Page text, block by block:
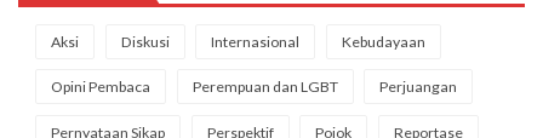
Aksi Diskusi Internasional Kebudayaan
Opini Pembaca Perempuan dan LGBT Perjuangan
Pernyataan Sikap Perspektif Pojok Reportase